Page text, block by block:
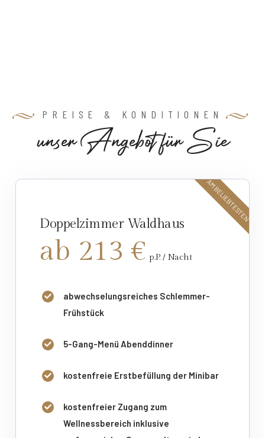
PREISE & KONDITIONEN
unserAngebotfürSie
Doppelzimmer Waldhaus
ab 213 € p.P. / Nacht
abwechselungsreiches Schlemmer-
Frühstück
5-Gang-Menü Abenddinner
kostenfreie Erstbefüllung der Minibar
kostenfreier Zugang zum
Wellnessbereich inklusive
AM BELIEBTESTEN